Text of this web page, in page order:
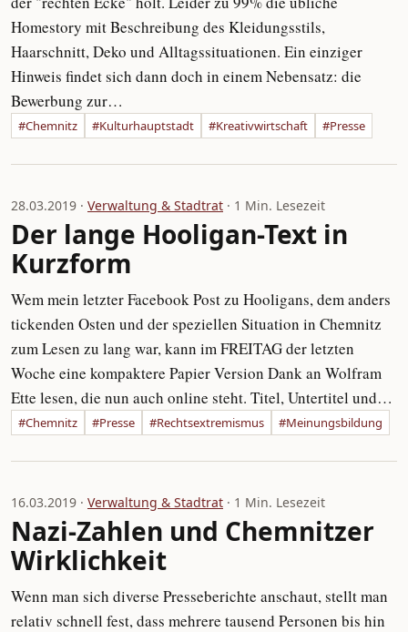
Homestory mit Beschreibung des Kleidungsstils,
Haarschnitt, Deko und Alltagssituationen. Ein einziger
Hinweis findet sich dann doch in einem Nebensatz: die
Bewerbung zur…
#Chemnitz #Kulturhauptstadt #Kreativwirtschaft #Presse
28.03.2019 · Verwaltung & Stadtrat · 1 Min. Lesezeit
Der lange Hooligan-Text in
Kurzform
Wem mein letzter Facebook Post zu Hooligans, dem anders
tickenden Osten und der speziellen Situation in Chemnitz
zum Lesen zu lang war, kann im FREITAG der letzten
Woche eine kompaktere Papier Version Dank an Wolfram
Ette lesen, die nun auch online steht. Titel, Untertitel und…
#Chemnitz #Presse #Rechtsextremismus #Meinungsbildung
16.03.2019 · Verwaltung & Stadtrat · 1 Min. Lesezeit
Nazi-Zahlen und Chemnitzer
Wirklichkeit
Wenn man sich diverse Presseberichte anschaut, stellt man
relativ schnell fest, dass mehrere tausend Personen bis hin